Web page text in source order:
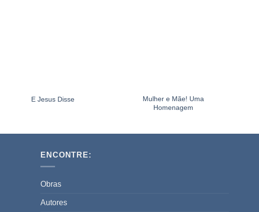
E Jesus Disse
Mulher e Mãe! Uma
Homenagem
ENCONTRE:
Obras
Autores